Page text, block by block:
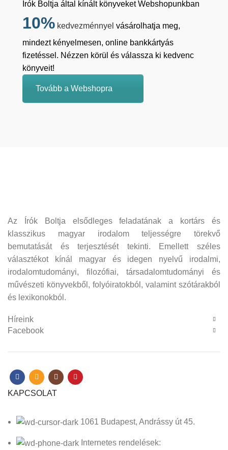
Írók Boltja által kínált könyveket Webshopunkban
10% kedvezménnyel vásárolhatja meg,
mindezt kényelmesen, online bankkártyás
fizetéssel. Nézzen körül és válassza ki kedvenc
könyveit!
Tovább a Webshopra
Az Írók Boltja elsődleges feladatának a kortárs és
klasszikus magyar irodalom teljességre törekvő
bemutatását és terjesztését tekinti. Emellett széles
választékot kínál magyar és idegen nyelvű irodalmi,
irodalomtudományi, filozófiai, társadalomtudományi és
művészeti könyvekből, folyóiratokból, valamint szótárakból
és lexikonokból.
Híreink
Facebook
KAPCSOLAT
1061 Budapest, Andrássy út 45.
Internetes rendelések: